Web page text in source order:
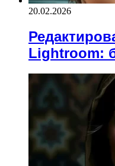
20.02.2026
Lightroom: